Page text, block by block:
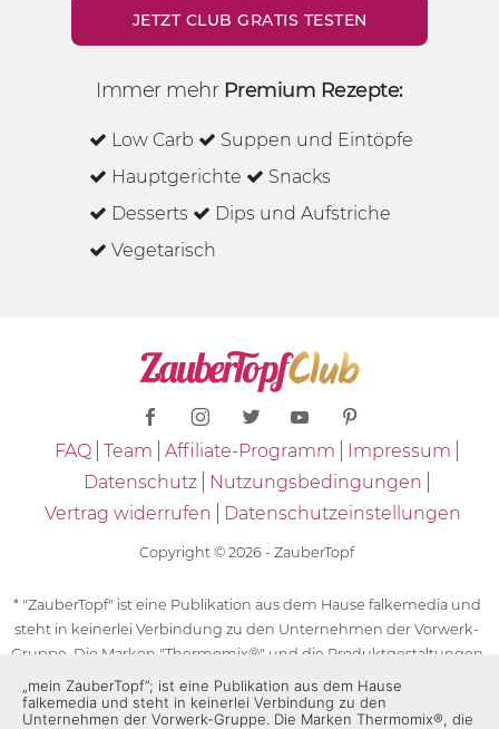
JETZT CLUB GRATIS TESTEN
Immer mehr Premium Rezepte:
Low Carb
Suppen und Eintöpfe
Hauptgerichte
Snacks
Desserts
Dips und Aufstriche
Vegetarisch
FAQ Team Affiliate-Programm
Impressum
Datenschutz
Nutzungsbedingungen
Vertrag widerrufen
Datenschutzeinstellungen
Copyright © 2026 - ZauberTopf
* "ZauberTopf" ist eine Publikation aus dem Hause falkemedia und
steht in keinerlei Verbindung zu den Unternehmen der Vorwerk-
Gruppe. Die Marken "Thermomix®" und die Produktgestaltungen
des "Thermomix®" sind eingetragene Marken der Unternehmen
der Vorwerk-Gruppe. Die Marken Thermomix®, die Zeichen TM5®,
„mein ZauberTopf”; ist eine Publikation aus dem Hause
falkemedia und steht in keinerlei Verbindung zu den
Unternehmen der Vorwerk-Gruppe. Die Marken Thermomix®, die